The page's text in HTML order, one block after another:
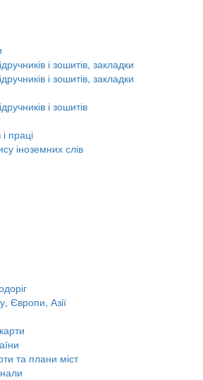
і зошитів, закладки
і зошитів, закладки
і зошитів
праці
іноземних слів
Європи, Азії
та плани міст